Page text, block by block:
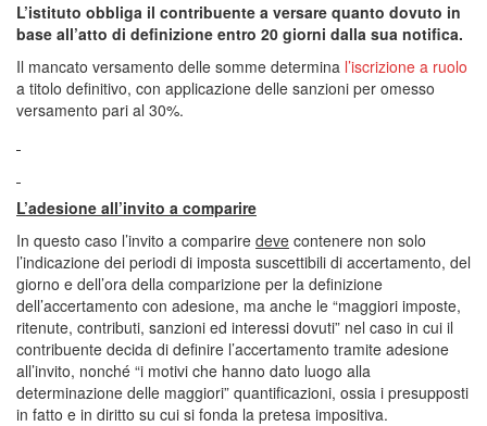
L’istituto obbliga il contribuente a versare quanto dovuto in
base all’atto di definizione entro 20 giorni dalla sua notifica.
Il mancato versamento delle somme determina l’iscrizione a ruolo
a titolo definitivo, con applicazione delle sanzioni per omesso
versamento pari al 30%.
L’adesione all’invito a comparire
In questo caso l’invito a comparire deve contenere non solo
l’indicazione dei periodi di imposta suscettibili di accertamento, del
giorno e dell’ora della comparizione per la definizione
dell’accertamento con adesione, ma anche le “maggiori imposte,
ritenute, contributi, sanzioni ed interessi dovuti” nel caso in cui il
contribuente decida di definire l’accertamento tramite adesione
all’invito, nonché “i motivi che hanno dato luogo alla
determinazione delle maggiori” quantificazioni, ossia i presupposti
in fatto e in diritto su cui si fonda la pretesa impositiva.